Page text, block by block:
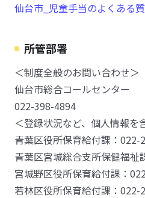
仙台市_児童手当のよくある
所管部署
＜制度全般のお問い合わせ＞
仙台市総合コールセンター
022-398-4894
＜登録状況など、個人情報を
青葉区役所保育給付課：022-
青葉区宮城総合支所保健福祉
宮城野区役所保育給付課：
若林区役所保育給付課：022-